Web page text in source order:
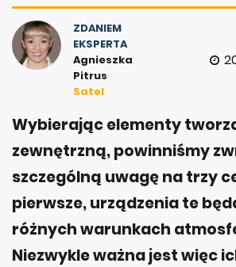
ZDANIEM
EKSPERTA
Agnieszka
Pitrus
Satel
Wybierając elementy
zewnętrzną, powinniśmy
szczególną uwagę na trzy
pierwsze, urządzenia te
różnych warunkach
Niezwykle ważna jest więc